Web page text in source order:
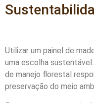
Utilizar um painel de
uma escolha
de manejo florestal
preservação do meio